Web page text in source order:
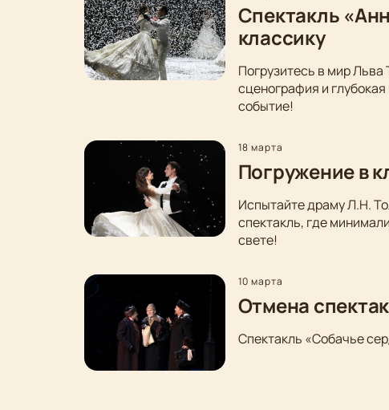
Спектакль
классику
Погрузитесь в мир
сценография и
событие!
18 марта
Погружение в
Испытайте драму Л.Н.
спектакль, где
свете!
10 марта
Отмена
Спектакль «Собачье